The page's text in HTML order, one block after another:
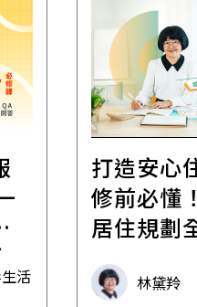
活
打造安心
修前必懂
居住規劃
林黛羚